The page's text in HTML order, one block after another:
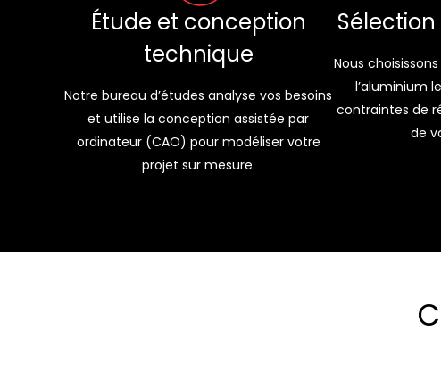
Étude et conception
technique
Notre bureau d’études analyse vos besoins
et utilise la conception assistée par
ordinateur (CAO) pour modéliser votre
projet sur mesure.
Nous
l’aluminium
contraintes de
de